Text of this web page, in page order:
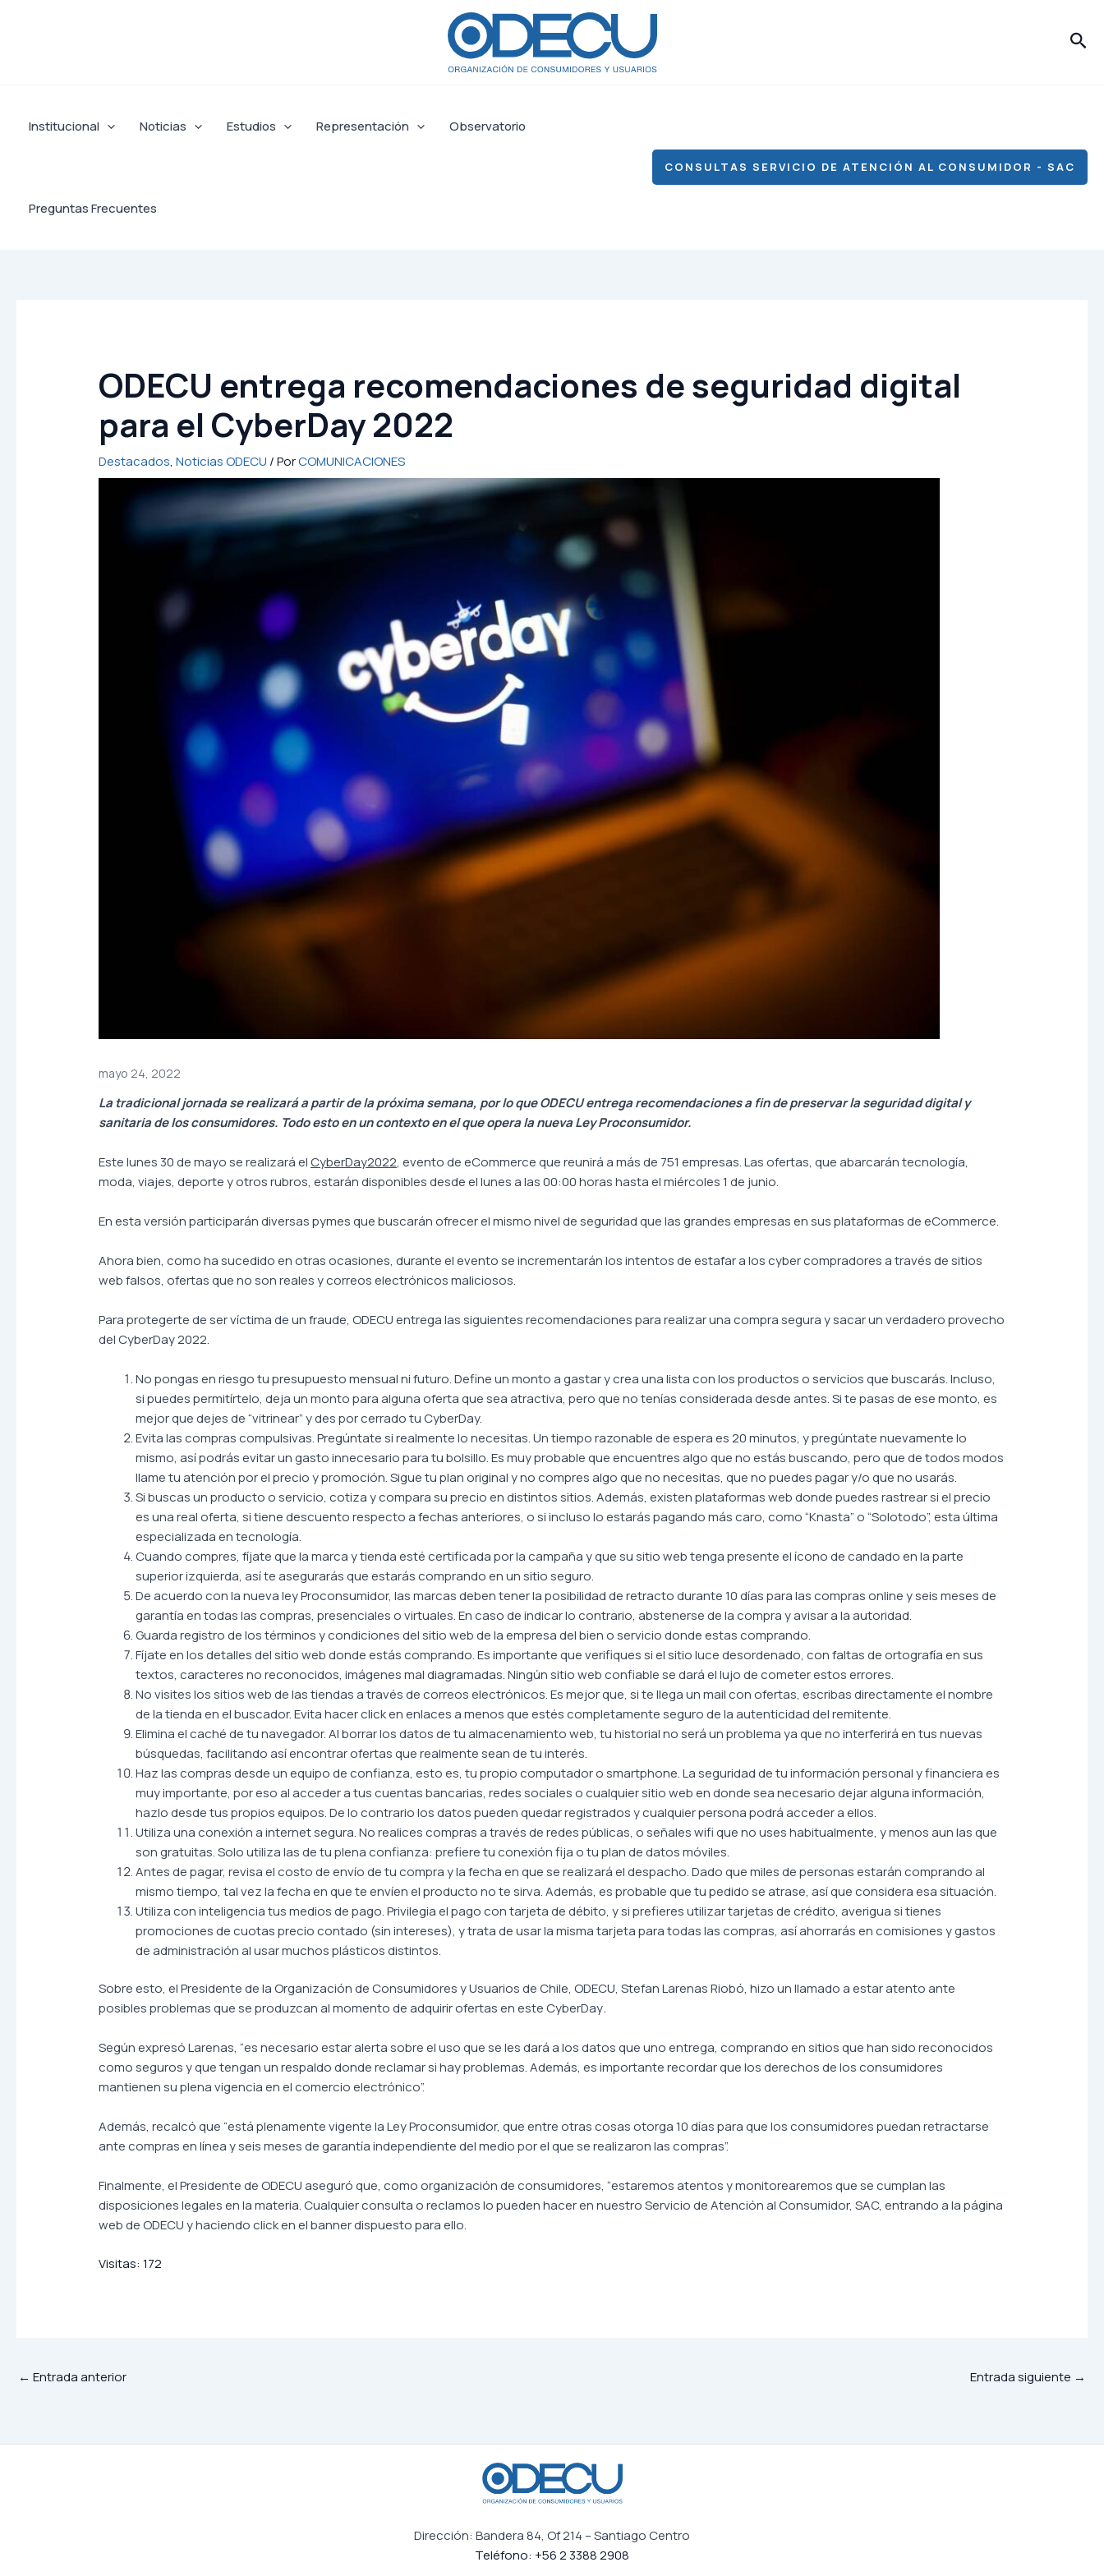
Institucional Noticias Estudios Representación Observatorio
Preguntas Frecuentes
CONSULTAS SERVICIO DE ATENCIÓN AL CONSUMIDOR - SAC
ODECU entrega recomendaciones de seguridad digital
para el CyberDay 2022
Destacados,Noticias ODECU / PorCOMUNICACIONES
mayo 24, 2022
La tradicional jornada se realizará a partir de la próxima semana, por lo que ODECU entrega recomendaciones a fin de preservar la seguridad digital y
sanitaria de los consumidores. Todo esto en un contexto en el que opera la nueva Ley Proconsumidor.
Este lunes 30 de mayo se realizará elCyberDay2022, evento de eCommerce que reunirá a más de 751 empresas. Las ofertas, que abarcarán tecnología,
moda, viajes, deporte y otros rubros, estarán disponibles desde el lunes a las 00:00 horas hasta el miércoles 1 de junio.
En esta versión participarán diversas pymes que buscarán ofrecer el mismo nivel de seguridad que las grandes empresas en sus plataformas de eCommerce.
Ahora bien, como ha sucedido en otras ocasiones, durante el evento se incrementarán los intentos de estafar a los cyber compradores a través de sitios
web falsos, ofertas que no son reales y correos electrónicos maliciosos.
Para protegerte de ser víctima de un fraude, ODECU entrega las siguientes recomendaciones para realizar una compra segura y sacar un verdadero provecho
del CyberDay 2022.
No pongas en riesgo tu presupuesto mensual ni futuro. Define un monto a gastar y crea una lista con los productos o servicios que buscarás. Incluso,
si puedes permitírtelo, deja un monto para alguna oferta que sea atractiva, pero que no tenías considerada desde antes. Si te pasas de ese monto, es
mejor que dejes de “vitrinear” y des por cerrado tu CyberDay.
Evita las compras compulsivas. Pregúntate si realmente lo necesitas. Un tiempo razonable de espera es 20 minutos, y pregúntate nuevamente lo
mismo, así podrás evitar un gasto innecesario para tu bolsillo. Es muy probable que encuentres algo que no estás buscando, pero que de todos modos
llame tu atención por el precio y promoción. Sigue tu plan original y no compres algo que no necesitas, que no puedes pagar y/o que no usarás.
Si buscas un producto o servicio, cotiza y compara su precio en distintos sitios. Además, existen plataformas web donde puedes rastrear si el precio
es una real oferta, si tiene descuento respecto a fechas anteriores, o si incluso lo estarás pagando más caro, como “Knasta” o “Solotodo”, esta última
especializada en tecnología.
Cuando compres, fíjate que la marca y tienda esté certificada por la campaña y que su sitio web tenga presente el ícono de candado en la parte
superior izquierda, así te asegurarás que estarás comprando en un sitio seguro.
De acuerdo con la nueva ley Proconsumidor, las marcas deben tener la posibilidad de retracto durante 10 días para las compras online y seis meses de
garantía en todas las compras, presenciales o virtuales. En caso de indicar lo contrario, abstenerse de la compra y avisar a la autoridad.
Guarda registro de los términos y condiciones del sitio web de la empresa del bien o servicio donde estas comprando.
Fíjate en los detalles del sitio web donde estás comprando. Es importante que verifiques si el sitio luce desordenado, con faltas de ortografía en sus
textos, caracteres no reconocidos, imágenes mal diagramadas. Ningún sitio web confiable se dará el lujo de cometer estos errores.
No visites los sitios web de las tiendas a través de correos electrónicos. Es mejor que, si te llega un mail con ofertas, escribas directamente el nombre
de la tienda en el buscador. Evita hacer click en enlaces a menos que estés completamente seguro de la autenticidad del remitente.
Elimina el caché de tu navegador. Al borrar los datos de tu almacenamiento web, tu historial no será un problema ya que no interferirá en tus nuevas
búsquedas, facilitando así encontrar ofertas que realmente sean de tu interés.
Haz las compras desde un equipo de confianza, esto es, tu propio computador o smartphone. La seguridad de tu información personal y financiera es
muy importante, por eso al acceder a tus cuentas bancarias, redes sociales o cualquier sitio web en donde sea necesario dejar alguna información,
hazlo desde tus propios equipos. De lo contrario los datos pueden quedar registrados y cualquier persona podrá acceder a ellos.
Utiliza una conexión a internet segura. No realices compras a través de redes públicas, o señales wifi que no uses habitualmente, y menos aun las que
son gratuitas. Solo utiliza las de tu plena confianza: prefiere tu conexión fija o tu plan de datos móviles.
Antes de pagar, revisa el costo de envío de tu compra y la fecha en que se realizará el despacho. Dado que miles de personas estarán comprando al
mismo tiempo, tal vez la fecha en que te envíen el producto no te sirva. Además, es probable que tu pedido se atrase, así que considera esa situación.
Utiliza con inteligencia tus medios de pago. Privilegia el pago con tarjeta de débito, y si prefieres utilizar tarjetas de crédito, averigua si tienes
promociones de cuotas precio contado (sin intereses), y trata de usar la misma tarjeta para todas las compras, así ahorrarás en comisiones y gastos
de administración al usar muchos plásticos distintos.
Sobre esto, el Presidente de la Organización de Consumidores y Usuarios de Chile, ODECU, Stefan Larenas Riobó, hizo un llamado a estar atento ante
posibles problemas que se produzcan al momento de adquirir ofertas en este CyberDay.
Según expresó Larenas, “es necesario estar alerta sobre el uso que se les dará a los datos que uno entrega, comprando en sitios que han sido reconocidos
como seguros y que tengan un respaldo donde reclamar si hay problemas. Además, es importante recordar que los derechos de los consumidores
mantienen su plena vigencia en el comercio electrónico”.
Además, recalcó que “está plenamente vigente la Ley Proconsumidor, que entre otras cosas otorga 10 días para que los consumidores puedan retractarse
ante compras en línea y seis meses de garantía independiente del medio por el que se realizaron las compras”.
Finalmente, el Presidente de ODECU aseguró que, como organización de consumidores, “estaremos atentos y monitorearemos que se cumplan las
disposiciones legales en la materia. Cualquier consulta o reclamos lo pueden hacer en nuestro Servicio de Atención al Consumidor, SAC, entrando a la página
web de ODECU y haciendo click en el banner dispuesto para ello.
Visitas: 172
← Entrada anterior Entrada siguiente →
Dirección: Bandera 84, Of 214 – Santiago Centro
Teléfono: +56 2 3388 2908